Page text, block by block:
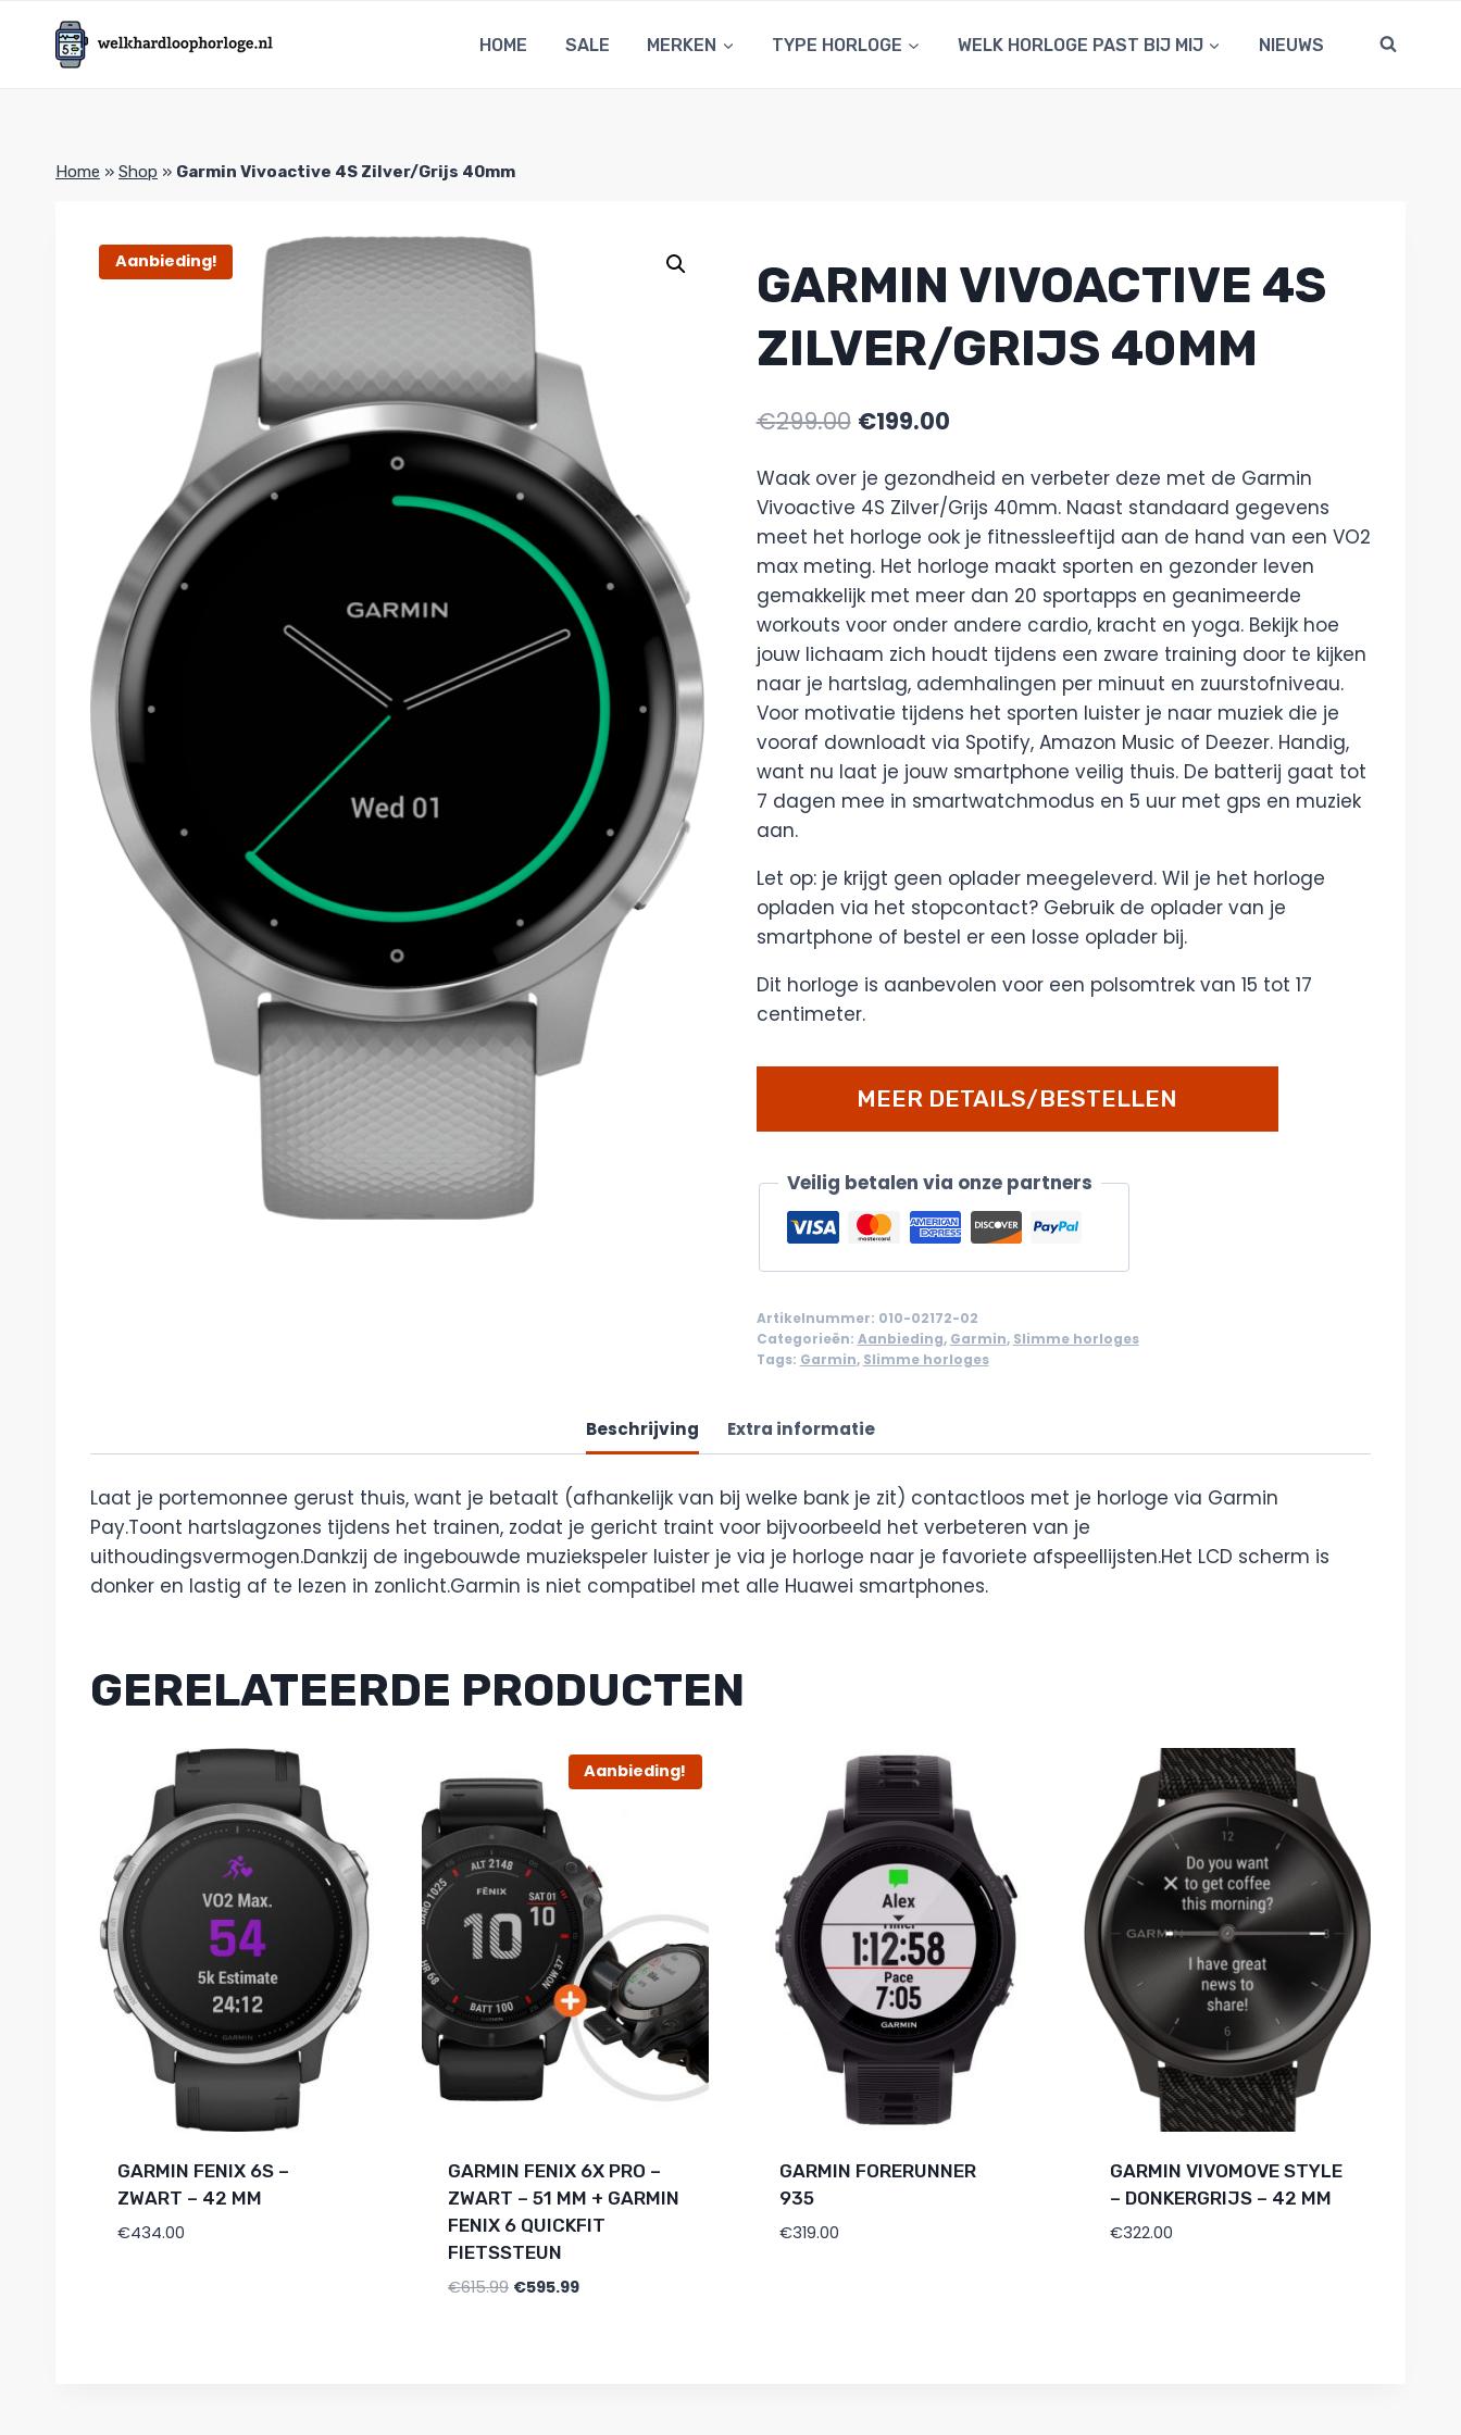
inhoud
HOME SALE MERKEN TYPE HORLOGE WELK HORLOGE PAST BIJ MIJ NIEUWS
Home » Shop » Garmin Vivoactive 4S Zilver/Grijs 40mm
Aanbieding!
GARMIN VIVOACTIVE 4S
ZILVER/GRIJS 40MM
€299.00 €199.00
Waak over je gezondheid en verbeter deze met de Garmin
Vivoactive 4S Zilver/Grijs 40mm. Naast standaard gegevens
meet het horloge ook je fitnessleeftijd aan de hand van een VO2
max meting. Het horloge maakt sporten en gezonder leven
gemakkelijk met meer dan 20 sportapps en geanimeerde
workouts voor onder andere cardio, kracht en yoga. Bekijk hoe
jouw lichaam zich houdt tijdens een zware training door te kijken
naar je hartslag, ademhalingen per minuut en zuurstofniveau.
Voor motivatie tijdens het sporten luister je naar muziek die je
vooraf downloadt via Spotify, Amazon Music of Deezer. Handig,
want nu laat je jouw smartphone veilig thuis. De batterij gaat tot
7 dagen mee in smartwatchmodus en 5 uur met gps en muziek
aan.
Let op: je krijgt geen oplader meegeleverd. Wil je het horloge
opladen via het stopcontact? Gebruik de oplader van je
smartphone of bestel er een losse oplader bij.
Dit horloge is aanbevolen voor een polsomtrek van 15 tot 17
centimeter.
MEER DETAILS/BESTELLEN
Veilig betalen via onze partners
Artikelnummer: 010-02172-02
Categorieën: Aanbieding, Garmin, Slimme horloges
Tags: Garmin, Slimme horloges
Beschrijving Extra informatie
Laat je portemonnee gerust thuis, want je betaalt (afhankelijk van bij welke bank je zit) contactloos met je horloge via Garmin
Pay.Toont hartslagzones tijdens het trainen, zodat je gericht traint voor bijvoorbeeld het verbeteren van je
uithoudingsvermogen.Dankzij de ingebouwde muziekspeler luister je via je horloge naar je favoriete afspeellijsten.Het LCD scherm is
donker en lastig af te lezen in zonlicht.Garmin is niet compatibel met alle Huawei smartphones.
GERELATEERDE PRODUCTEN
GARMIN FENIX 6S –
ZWART – 42 MM
€434.00
Aanbieding!
GARMIN FENIX 6X PRO –
ZWART – 51 MM + GARMIN
FENIX 6 QUICKFIT
FIETSSTEUN
€615.99 €595.99
GARMIN FORERUNNER
935
€319.00
GARMIN VIVOMOVE STYLE
– DONKERGRIJS – 42 MM
€322.00